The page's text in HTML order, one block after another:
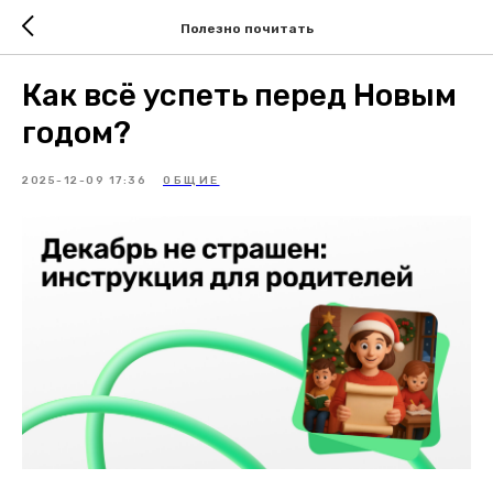
Полезно почитать
Как всё успеть перед Новым
годом?
2025-12-09 17:36 ОБЩИЕ